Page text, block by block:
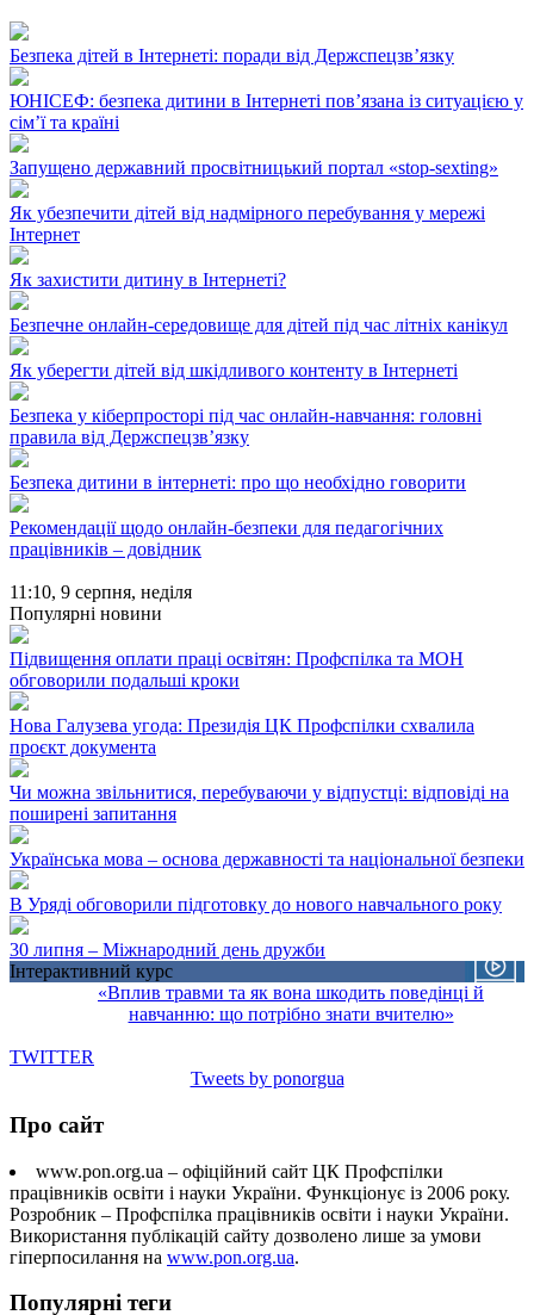
Безпека дітей в Інтернеті: поради від Держспецзв’язку
ЮНІСЕФ: безпека дитини в Інтернеті пов’язана із ситуацією у
сім’ї та країні
Запущено державний просвітницький портал «stop-sexting»
Як убезпечити дітей від надмірного перебування у мережі
Інтернет
Як захистити дитину в Інтернеті?
Безпечне онлайн-середовище для дітей під час літніх канікул
Як уберегти дітей від шкідливого контенту в Інтернеті
Безпека у кіберпросторі під час онлайн-навчання: головні
правила від Держспецзв’язку
Безпека дитини в інтернеті: про що необхідно говорити
Рекомендації щодо онлайн-безпеки для педагогічних
працівників – довідник
11:10, 9 серпня, неділя
Популярні новини
Підвищення оплати праці освітян: Профспілка та МОН
обговорили подальші кроки
Нова Галузева угода: Президія ЦК Профспілки схвалила
проєкт документа
Чи можна звільнитися, перебуваючи у відпустці: відповіді на
поширені запитання
Українська мова – основа державності та національної безпеки
В Уряді обговорили підготовку до нового навчального року
30 липня – Міжнародний день дружби
Інтерактивний курс
«Вплив травми та як вона шкодить поведінці й
навчанню: що потрібно знати вчителю»
TWITTER
Tweets by ponorgua
Про сайт
www.pon.org.ua – офіційний сайт ЦК Профспілки
працівників освіти і науки України. Функціонує із 2006 року.
Розробник – Профспілка працівників освіти і науки України.
Використання публікацій сайту дозволено лише за умови
гіперпосилання на www.pon.org.ua.
Популярні теги